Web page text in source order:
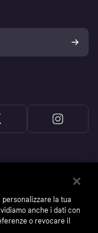
la tua
anche i dati con
o revocare il